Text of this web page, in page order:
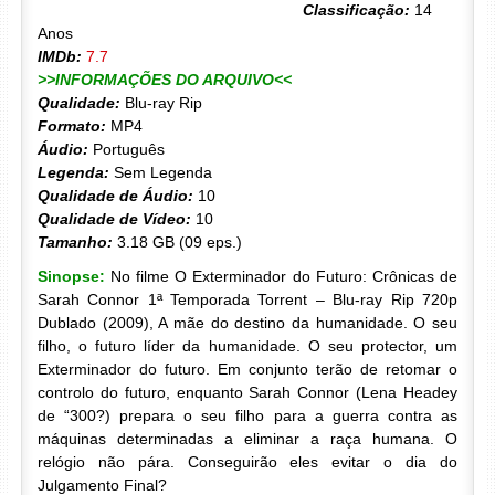
Classificação: 14
Anos
IMDb: 7.7
>>INFORMAÇÕES DO ARQUIVO<<
Qualidade: Blu-ray Rip
Formato: MP4
Áudio: Português
Legenda: Sem Legenda
Qualidade de Áudio: 10
Qualidade de Vídeo: 10
Tamanho: 3.18 GB (09 eps.)
Sinopse: No filme O Exterminador do Futuro: Crônicas de
Sarah Connor 1ª Temporada Torrent – Blu-ray Rip 720p
Dublado (2009), A mãe do destino da humanidade. O seu
filho, o futuro líder da humanidade. O seu protector, um
Exterminador do futuro. Em conjunto terão de retomar o
controlo do futuro, enquanto Sarah Connor (Lena Headey
de “300?) prepara o seu filho para a guerra contra as
máquinas determinadas a eliminar a raça humana. O
relógio não pára. Conseguirão eles evitar o dia do
Julgamento Final?